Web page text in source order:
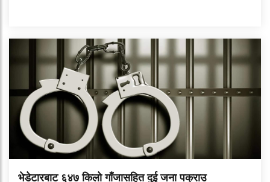
भेडेटारबाट ६४७ किलो गाँजासहित दुई जना पक्राउ